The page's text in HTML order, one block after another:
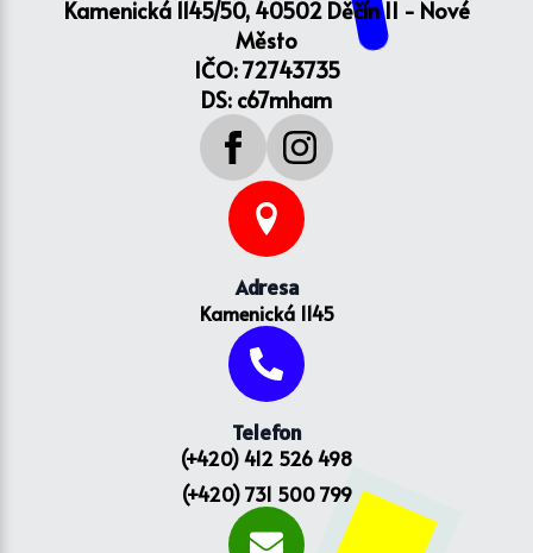
Kamenická 1145/50, 40502 Děčín II - Nové
Město
IČO: 72743735
DS: c67mham
Adresa
Kamenická 1145
Telefon
(+420) 412 526 498
(+420) 731 500 799